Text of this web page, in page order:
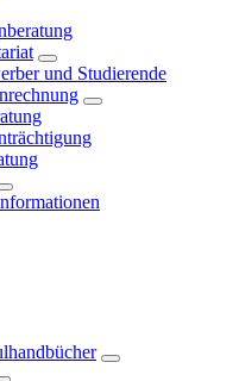
und Studierende